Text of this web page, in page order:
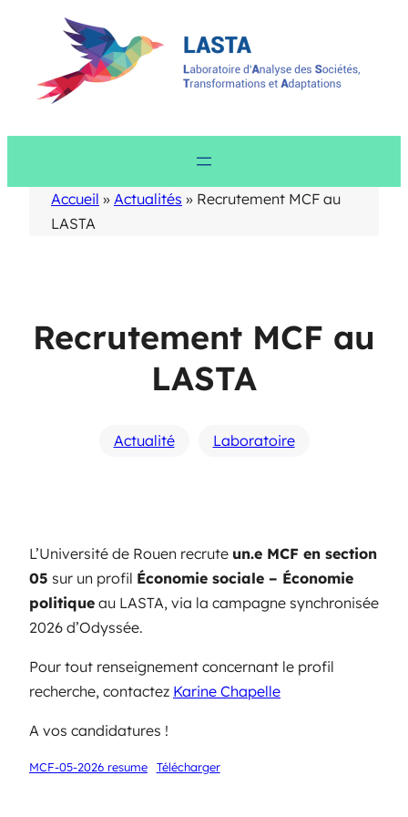
Accueil » Actualités » Recrutement MCF au
LASTA
Recrutement MCF au
LASTA
Actualité Laboratoire
L’Université de Rouen recrute un.e MCF en section
05 sur un profil Économie sociale – Économie
politique au LASTA, via la campagne synchronisée
2026 d’Odyssée.
Pour tout renseignement concernant le profil
recherche, contactez Karine Chapelle
A vos candidatures !
MCF-05-2026 resume Télécharger